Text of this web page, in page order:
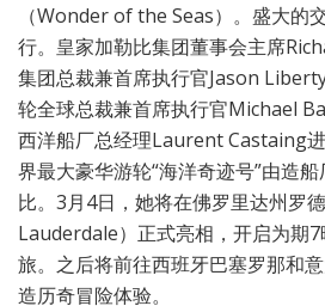
（Wonder of the Seas）。盛大的
行。皇家加勒比集团董事会主席
集团总裁兼首席执行官Jason
轮全球总裁兼首席执行官Michael
西洋船厂总经理Laurent Castaing
界最大豪华游轮“海洋奇迹号”由造
比。3月4日，她将在佛罗里达州罗
Lauderdale）正式亮相，开启为期
旅。之后将前往西班牙巴塞罗那和
造历奇冒险体验。